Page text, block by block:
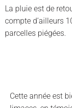
La pluie est de
compte d’ailleurs
parcelles piégées.
Cette année est